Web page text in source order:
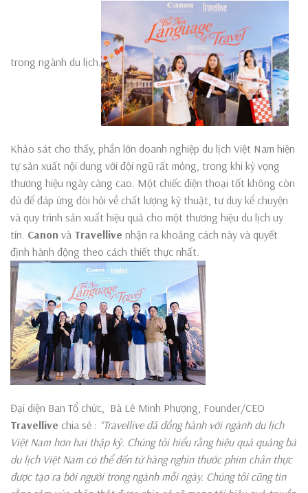
trong ngành du lịch.
Khảo sát cho thấy, phần lớn doanh nghiệp du lịch Việt Nam hiện
tự sản xuất nội dung với đội ngũ rất mỏng, trong khi kỳ vọng
thương hiệu ngày càng cao. Một chiếc điện thoại tốt không còn
đủ để đáp ứng đòi hỏi về chất lượng kỹ thuật, tư duy kể chuyện
và quy trình sản xuất hiệu quả cho một thương hiệu du lịch uy
tín. Canon và Travellive nhận ra khoảng cách này và quyết
định hành động theo cách thiết thực nhất.
Đại diện Ban Tổ chức, Bà Lê Minh Phượng, Founder/CEO
Travellive chia sẻ : “Travellive đã đồng hành với ngành du lịch
Việt Nam hơn hai thập kỷ. Chúng tôi hiểu rằng hiệu quả quảng bá
du lịch Việt Nam có thể đến từ hàng nghìn thước phim chân thực
được tạo ra bởi người trong ngành mỗi ngày. Chúng tôi cũng tin